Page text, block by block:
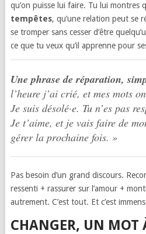
qu’on puisse lui faire. Tu lui montres
tempêtes, qu’une relation peut se
se tromper sans cesser d’être
ce que tu veux qu’il apprenne pour
Une phrase de réparation,
l’heure j’ai crié, et mes mots
Je suis désolé·e. Tu n’es pas
Je t’aime, et je vais faire de
gérer la prochaine fois. »
Pas besoin d’un grand discours.
ressenti + rassurer sur l’amour +
autrement. C’est tout. Et c’est
CHANGER, UN MOT